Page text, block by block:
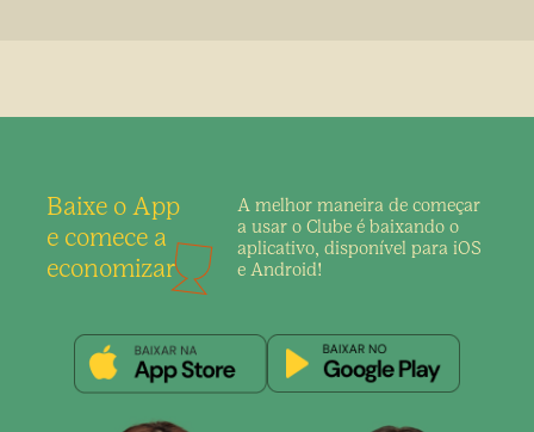
Baixe o App
e comece a
economizar
A melhor maneira de começar
a usar o Clube é baixando o
aplicativo, disponível para iOS
e Android!